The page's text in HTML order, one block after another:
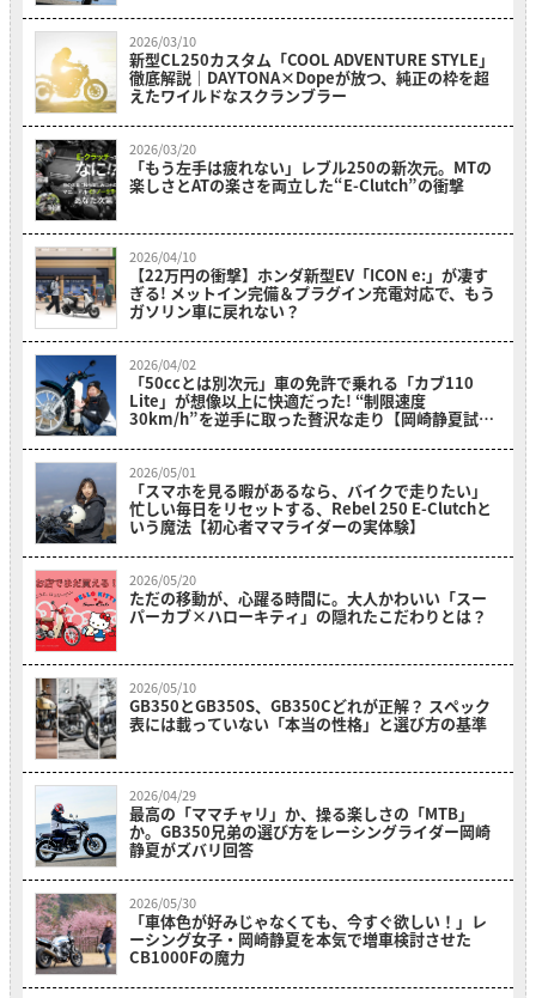
2026/03/10
新型CL250カスタム「COOL ADVENTURE STYLE」
徹底解説｜DAYTONA×Dopeが放つ、純正の枠を超
えたワイルドなスクランブラー
2026/03/20
「もう左手は疲れない」レブル250の新次元。MTの
楽しさとATの楽さを両立した“E-Clutch”の衝撃
2026/04/10
【22万円の衝撃】ホンダ新型EV「ICON e:」が凄す
ぎる! メットイン完備＆プラグイン充電対応で、もう
ガソリン車に戻れない？
2026/04/02
「50ccとは別次元」車の免許で乗れる「カブ110
Lite」が想像以上に快適だった! “制限速度
30km/h”を逆手に取った贅沢な走り【岡崎静夏試乗
2026/05/01
「スマホを見る暇があるなら、バイクで走りたい」
忙しい毎日をリセットする、Rebel 250 E-Clutchと
いう魔法【初心者ママライダーの実体験】
2026/05/20
ただの移動が、心躍る時間に。大人かわいい「スー
パーカブ×ハローキティ」の隠れたこだわりとは？
2026/05/10
GB350とGB350S、GB350Cどれが正解？ スペック
表には載っていない「本当の性格」と選び方の基準
2026/04/29
最高の「ママチャリ」か、操る楽しさの「MTB」
か。GB350兄弟の選び方をレーシングライダー岡崎
静夏がズバリ回答
2026/05/30
「車体色が好みじゃなくても、今すぐ欲しい！」レ
ーシング女子・岡崎静夏を本気で増車検討させた
CB1000Fの魔力